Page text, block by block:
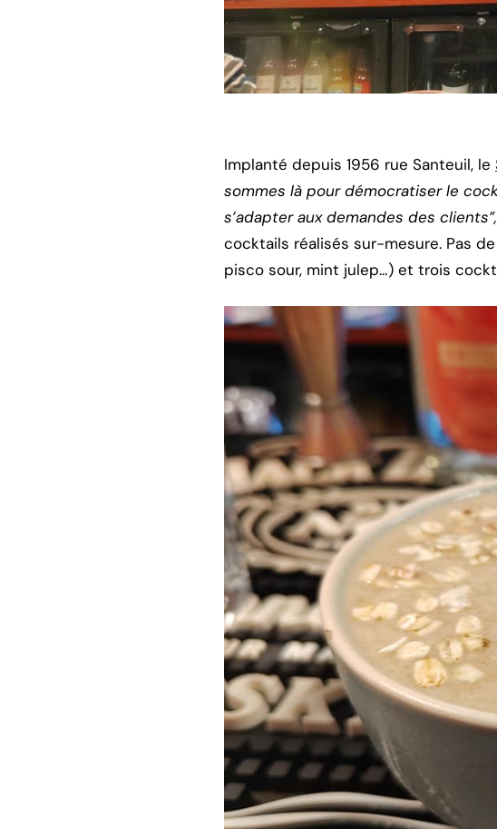
Implanté depuis 1956 rue Santeuil, le
sommes là pour démocratiser le
s’adapter aux demandes des clients”,
cocktails réalisés sur-mesure. Pas
pisco sour, mint julep…) et trois